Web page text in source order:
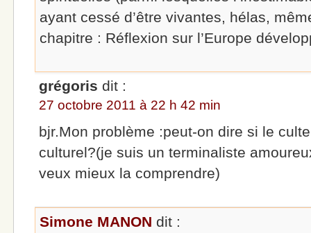
ayant cessé d’être vivantes, hélas,
chapitre : Réflexion sur l’Europe
grégoris dit :
27 octobre 2011 à 22 h 42 min
bjr.Mon problème :peut-on dire si le
culturel?(je suis un terminaliste
veux mieux la comprendre)
Simone MANON dit :